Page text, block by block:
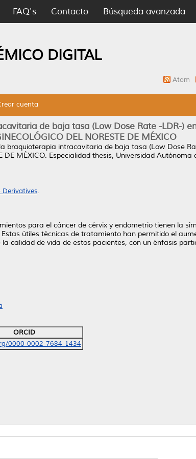
FAQ's Contacto Búsqueda avanzada
DIGITAL
Atom
cuenta
de baja tasa (Low Dose Rate -LDR-)
DEL NORESTE DE MÉXICO
braquioterapia intracavitaria de baja tasa (Low Dose
DE MÉXICO. Especialidad thesis, Universidad Autónoma
.
para el cáncer de cérvix y endometrio tienen la
útiles técnicas de tratamiento han permitido el
calidad de vida de estos pacientes, con un énfasis
ORCID
0000-0002-7684-1434